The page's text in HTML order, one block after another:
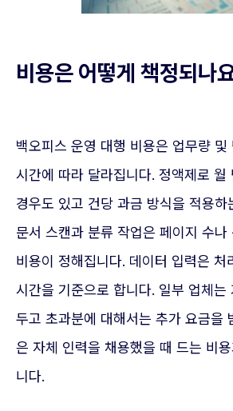
비용은 어떻게 책정되나
백오피스 운영 대행 비용은 업무량 및
시간에 따라 달라집니다. 정액제로 월
경우도 있고 건당 과금 방식을 적용하
문서 스캔과 분류 작업은 페이지 수나
비용이 정해집니다. 데이터 입력은 처
시간을 기준으로 합니다. 일부 업체는
두고 초과분에 대해서는 추가 요금을
은 자체 인력을 채용했을 때 드는 비
니다.